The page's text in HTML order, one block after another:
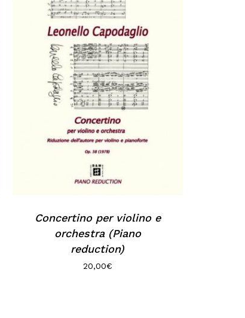
Concertino per violino e
orchestra (Piano
reduction)
20,00€